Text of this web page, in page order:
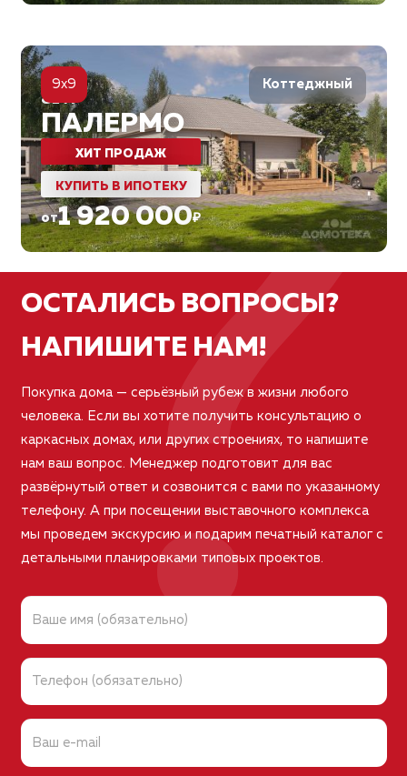
Коттеджный
9x9
81м²
ПАЛЕРМО
ХИТ ПРОДАЖ
КУПИТЬ В ИПОТЕКУ
от1 920 000₽
5
?
ОСТАЛИСЬ ВОПРОСЫ?
НАПИШИТЕ НАМ!
Покупка дома — серьёзный рубеж в жизни любого
человека. Если вы хотите получить консультацию о
каркасных домах, или других строениях, то напишите
нам ваш вопрос. Менеджер подготовит для вас
развёрнутый ответ и созвонится с вами по указанному
телефону. А при посещении выставочного комплекса
мы проведем экскурсию и подарим печатный каталог с
детальными планировками типовых проектов.